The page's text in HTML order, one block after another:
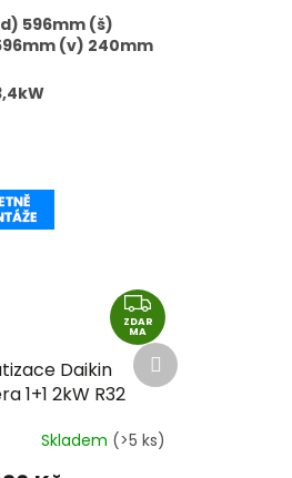
596mm (š)
(v) 240mm
Z
D
A
R
A
ZDAR
MA
Daikin
1+1 2kW R32
Skladem (>5 ks)
Další
produkt